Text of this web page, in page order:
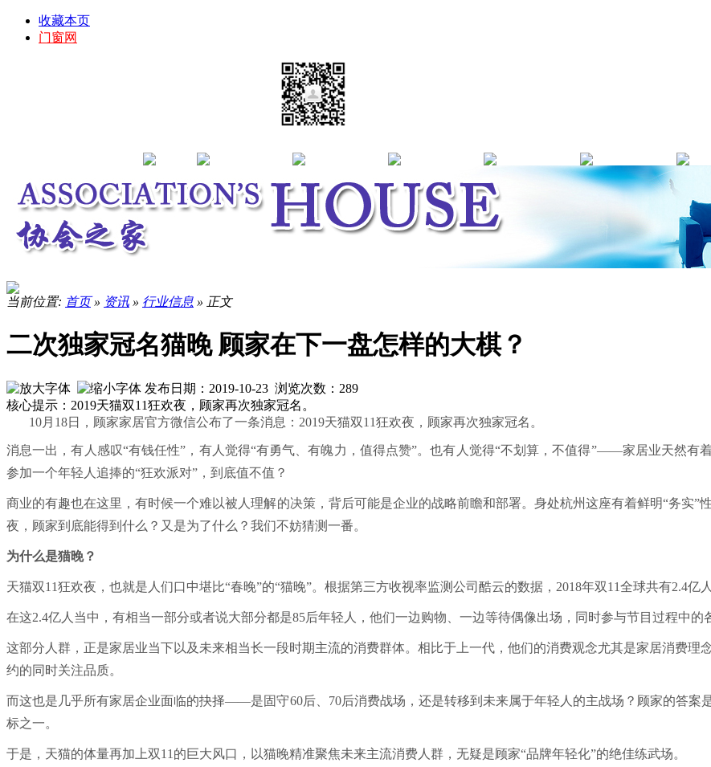
收藏本页
门窗网
当前位置: 首页» 资讯 » 行业信息 » 正文
二次独家冠名猫晚 顾家在下一盘怎样的大棋？
发布日期：2019-10-23 浏览次数： 289
核心提示：2019天猫双11狂欢夜，顾家再次独家冠名。
10月18日，顾家家居官方微信公布了一条消息：2019天猫双11狂欢夜，顾家再次独家冠名。
消息一出，有人感叹“有钱任性”，有人觉得“有勇气、有魄力，值得点赞”。也有人觉得“不划算，不值得”——家居业天然有
参加一个年轻人追捧的“狂欢派对”，到底值不值？
商业的有趣也在这里，有时候一个难以被人理解的决策，背后可能是企业的战略前瞻和部署。身处杭州这座有着鲜明“务实”
夜，顾家到底能得到什么？又是为了什么？我们不妨猜测一番。
为什么是猫晚？
天猫双11狂欢夜，也就是人们口中堪比“春晚”的“猫晚”。根据第三方收视率监测公司酷云的数据，2018年双11全球共有2.4亿
在这2.4亿人当中，有相当一部分或者说大部分都是85后年轻人，他们一边购物、一边等待偶像出场，同时参与节目过程中的
这部分人群，正是家居业当下以及未来相当长一段时期主流的消费群体。相比于上一代，他们的消费观念尤其是家居消费
约的同时关注品质。
而这也是几乎所有家居企业面临的抉择——是固守60后、70后消费战场，还是转移到未来属于年轻人的主战场？顾家的答案
标之一。
于是，天猫的体量再加上双11的巨大风口，以猫晚精准聚焦未来主流消费人群，无疑是顾家“品牌年轻化”的绝佳练武场。